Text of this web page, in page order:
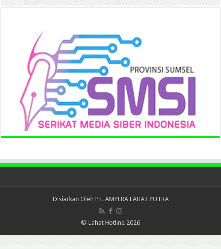
Disiarkan Oleh PT. AMPERA LAHAT PUTRA
© Lahat Hotline 2026